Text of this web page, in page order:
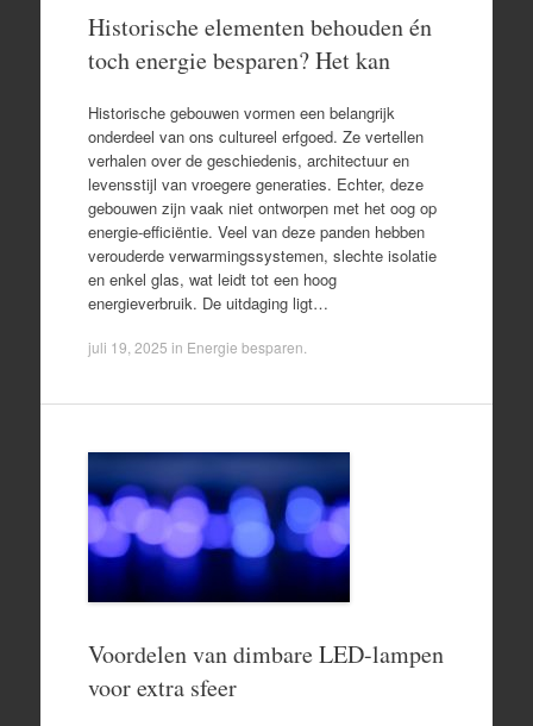
Historische elementen behouden én
toch energie besparen? Het kan
Historische gebouwen vormen een belangrijk
onderdeel van ons cultureel erfgoed. Ze vertellen
verhalen over de geschiedenis, architectuur en
levensstijl van vroegere generaties. Echter, deze
gebouwen zijn vaak niet ontworpen met het oog op
energie-efficiëntie. Veel van deze panden hebben
verouderde verwarmingssystemen, slechte isolatie
en enkel glas, wat leidt tot een hoog
energieverbruik. De uitdaging ligt…
juli 19, 2025 in Energie besparen
Voordelen van dimbare LED-lampen
voor extra sfeer